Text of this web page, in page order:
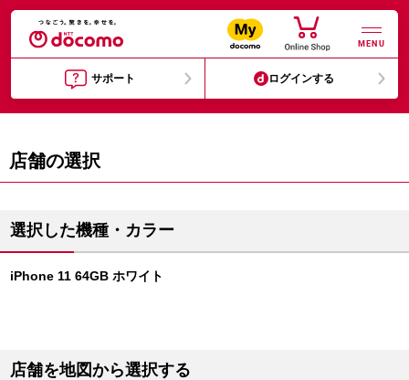
MENU
サポート ログインする
店舗の選択
選択した機種・カラー
iPhone 11 64GB ホワイト
店舗を地図から選択する